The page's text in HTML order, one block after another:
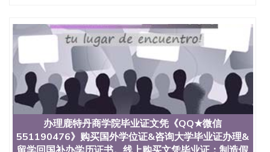
合性大学，每年有来自世界各地的成百上千的海外学
生前往求学。 至今，这是一所在世界上享有学术地
位、声誉、实习机会和影响力的高等教育机构，并获
誉为美国本科教育质量的核心代表。其计算机系与会
计系更是在当今美国大学教学排名中表现优异。其毕
业生大多可以在其所处地域的世界硅谷中心得到工作
机会。许多硅谷公司甚至在学生大三和大四的学期提
供许多相应科系的实习机会。无论是加州大学系统
(UC)，还是加州州立大学系统(CSU), 圣何塞州立大学
都占据着加州所有大学中的地理位置。 圣何塞州立大
学座落于硅谷(Silicon Valley), 于附近的旧金山-圣何塞
办理鹿特丹商学院毕业证文凭《QQ★微信
551190476》购买国外学位证&咨询大学毕业证办理&
留学回国补办学历证书。线上购买文凭毕业证；制造假